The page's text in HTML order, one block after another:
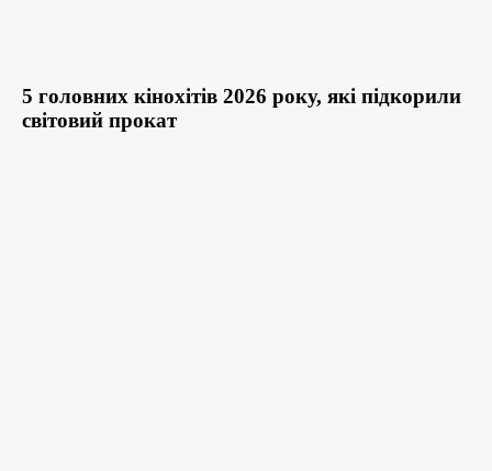
5 головних кінохітів 2026 року, які підкорили
світовий прокат